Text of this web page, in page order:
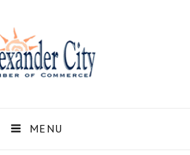
Terbaru
MENU